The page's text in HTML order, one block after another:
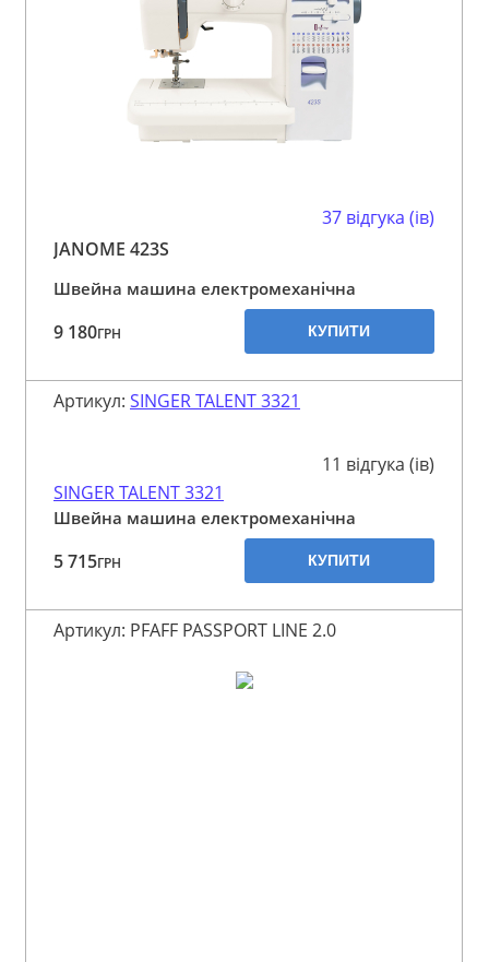
37 відгука (ів)
JANOME 423S
Швейна машина електромеханічна
9 180ГРН КУПИТИ
Артикул: SINGER TALENT 3321
11 відгука (ів)
SINGER TALENT 3321
Швейна машина електромеханічна
5 715ГРН КУПИТИ
Артикул: PFAFF PASSPORT LINE 2.0